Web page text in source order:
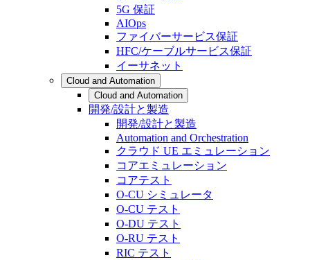
5G 保証
AIOps
ファイバーサービス保証
HFC/ケーブルサービス保証
イーサネット
Cloud and Automation
Cloud and Automation
開発/設計と製造
開発/設計と製造
Automation and Orchestration
クラウド UE エミュレーション
コアエミュレーション
コアテスト
O-CU シミュレータ
O-CU テスト
O-DU テスト
O-RU テスト
RIC テスト